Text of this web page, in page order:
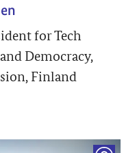
for Tech
Democracy,
Finland